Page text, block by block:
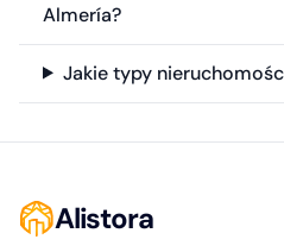
Almería?
Jakie typy
Alistora